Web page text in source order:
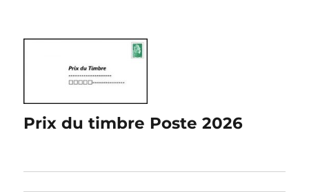
Prix du timbre Poste 2026